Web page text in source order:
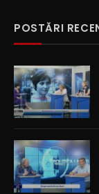
POSTĂRI